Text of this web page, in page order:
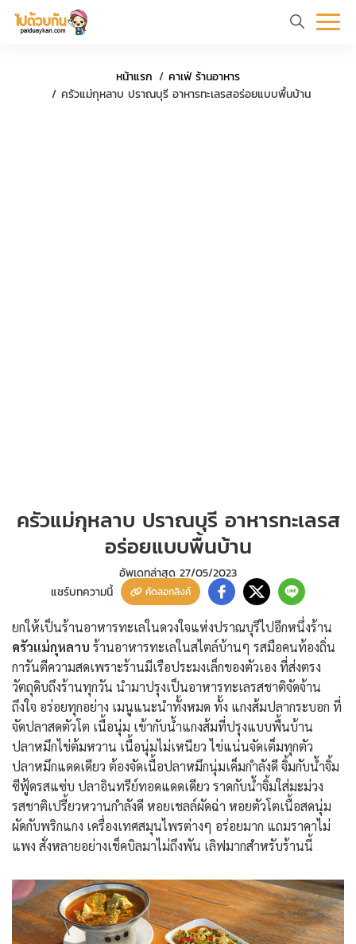
แรกท่อง เที่ยว
หน้าแรก
คาเฟ่ ร้านอาหาร
ครัวแม่กุหลาบ ปราณบุรี อาหารทะเลรสอร่อยแบบพื้นบ้าน
ครัวแม่กุหลาบ ปราณบุรี อาหารทะเลรส
อร่อยแบบพื้นบ้าน
อัพเดทล่าสุด 27/05/2023
แชร์บทความนี้
คัดลอกลิงค์
ยกให้เป็นร้านอาหารทะเลในดวงใจแห่งปราณบุรีไปอีกหนึ่งร้าน
ครัวแม่กุหลาบ ร้านอาหารทะเลในสไตล์บ้านๆ รสมือคนท้องถิ่น
การันตีความสดเพราะร้านมีเรือประมงเล็กของตัวเอง ที่ส่งตรง
วัตถุดิบถึงร้านทุกวัน นำมาปรุงเป็นอาหารทะเลรสชาติจัดจ้าน
ถึงใจ อร่อยทุกอย่าง เมนูแนะนำทั้งหมด ทั้ง แกงส้มปลากระบอก ที่
จัดปลาสดตัวโต เนื้อนุ่ม เข้ากับน้ำแกงส้มที่ปรุงแบบพื้นบ้าน
ปลาหมึกไข่ต้มหวาน เนื้อนุ่มไม่เหนียว ไข่แน่นจัดเต็มทุกตัว
ปลาหมึกแดดเดียว ต้องจัดเนื้อปลาหมึกนุ่มเค็มกำลังดี จิ้มกับน้ำจิ้ม
ซีฟู้ดรสแซ่บ ปลาอินทรีย์ทอดแดดเดียว ราดกับน้ำจิ้มใส่มะม่วง
รสชาติเปรี้ยวหวานกำลังดี หอยเชลล์ผัดฉ่า หอยตัวโตเนื้อสดนุ่ม
ผัดกับพริกแกง เครื่องเทศสมุนไพรต่างๆ อร่อยมาก แถมราคาไม่
แพง สั่งหลายอย่างเช็คบิลมาไม่ถึงพัน เลิฟมากสำหรับร้านนี้